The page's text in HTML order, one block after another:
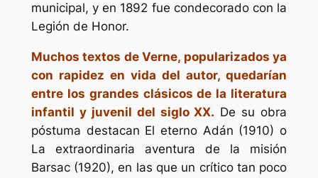
municipal, y en 1892 fue condecorado con la
Legión de Honor.
Muchos textos de Verne, popularizados ya
con rapidez en vida del autor, quedarían
entre los grandes clásicos de la literatura
infantil y juvenil del siglo XX. De su obra
póstuma destacan El eterno Adán (1910) o
La extraordinaria aventura de la misión
Barsac (1920), en las que un crítico tan poco